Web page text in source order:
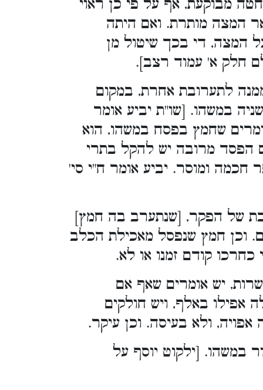
מבוקעת, אף על פי כן ראוי
המצה מותרת. ואם היתה
המצה, די בכך שיטול מן
חלק א' עמוד רצב].
לתערובת אחרת, במקום
במשהו. [שו"ת יביע אומר
שחמץ בפסח במשהו, הוא
הפסד מרובה יש להקל בתרי
ומוסר. יביע אומר ח"י סי'
של הפקר, [שנתערב בה חמץ]
וכן חמץ שנפסל מאכילת הכלב
כחרכו קודם זמנו או לא.
יש אומרים שאף אם
אפילו באלף, ויש חולקים
ולא בעיסה. וכן עיקר.
במשהו. [ילקוט יוסף על